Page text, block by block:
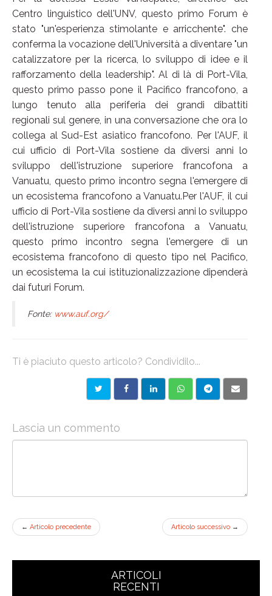
Centro linguistico dell'UNV, questo primo Forum è
stato "un'esperienza stimolante e arricchente". che
conferma la vocazione dell'Università a diventare "un
catalizzatore per la ricerca, lo sviluppo di idee e il
rafforzamento della leadership". Al di là di Port-Vila,
questo primo passo pone il Pacifico francofono, a
lungo tenuto alla periferia dei grandi dibattiti
regionali sul genere, in una conversazione che ora lo
collega al Sud-Est asiatico francofono. Per l'AUF, il
cui ufficio di Port-Vila sostiene da diversi anni lo
sviluppo dell'istruzione superiore francofona a
Vanuatu, questo primo incontro segna l'emergere di
un ecosistema francofono a Vanuatu.Per l'AUF, il cui
ufficio di Port-Vila sostiene da diversi anni lo sviluppo
dell'istruzione superiore francofona a Vanuatu,
questo primo incontro segna l'emergere di un
ecosistema francofono di questo tipo nel Pacifico,
un ecosistema la cui istituzionalizzazione dipenderà
dai futuri Forum.
Fonte: www.auf.org/
Ti è piaciuto questo articolo? Condividilo...
Lascia un commento
← Articolo precedente Articolo successivo →
ARTICOLI
RECENTI